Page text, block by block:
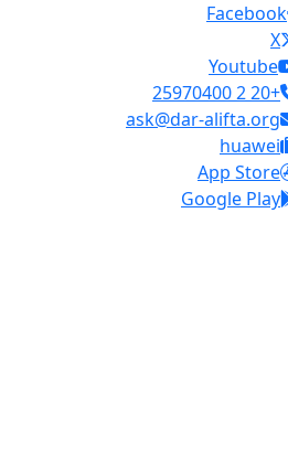
Facebook
X
Youtube
+20 2 25970400
ask@dar-alifta.org
huawei
App Store
Google Play